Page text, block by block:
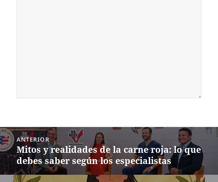
Navegación
de
entradas
ANTERIOR
Entrada
anterior:
Mitos y realidades de la carne roja: lo que
debes saber según los especialistas